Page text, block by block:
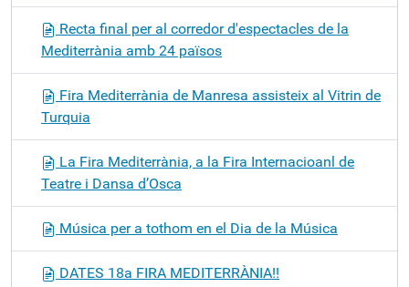
Recta final per al corredor d'espectacles de la
Mediterrània amb 24 països
Fira Mediterrània de Manresa assisteix al Vitrin de
Turquia
La Fira Mediterrània, a la Fira Internacioanl de
Teatre i Dansa d’Osca
Música per a tothom en el Dia de la Música
DATES 18a FIRA MEDITERRÀNIA!!